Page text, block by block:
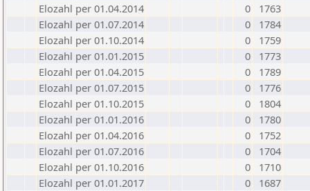
Elozahl per 01.04.2014
0
1763
Elozahl per 01.07.2014
0
1784
Elozahl per 01.10.2014
0
1759
Elozahl per 01.01.2015
0
1773
Elozahl per 01.04.2015
0
1789
Elozahl per 01.07.2015
0
1776
Elozahl per 01.10.2015
0
1804
Elozahl per 01.01.2016
0
1780
Elozahl per 01.04.2016
0
1752
Elozahl per 01.07.2016
0
1704
Elozahl per 01.10.2016
0
1710
Elozahl per 01.01.2017
0
1687